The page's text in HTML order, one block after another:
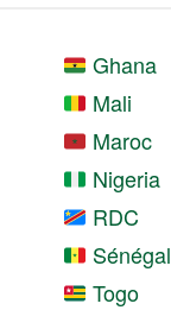
Ghana
Mali
Maroc
Nigeria
RDC
Sénégal
Togo